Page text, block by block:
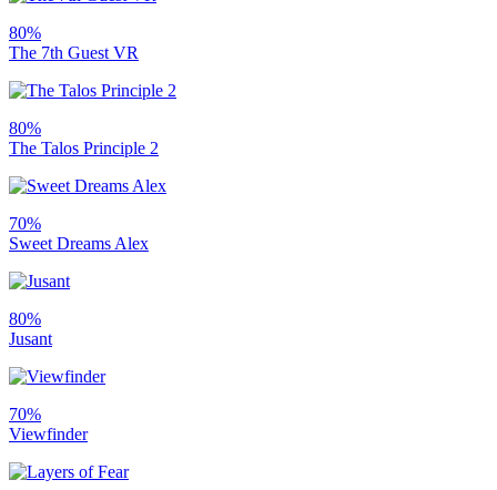
80%
The 7th Guest VR
80%
The Talos Principle 2
70%
Sweet Dreams Alex
80%
Jusant
70%
Viewfinder